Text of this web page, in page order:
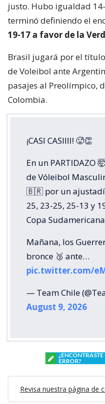
justo. Hubo igualdad
terminó definiendo el
19-17 a favor de la
Brasil jugará por el
de Voleibol ante
pasajes al Preolímpico,
Colombia.
¡CASI CASIIII! 🥵👏
En un PARTIDAZO
de Vóleibol
🇧🇷 por un
25, 23-25, 25-13 y
Copa
Mañana, los
bronce 🥉 ante…
pic.twitter.com/
— Team Chile
August 9, 2026
¿ENCONTRASTE
ERROR?
Revisa nuestra página de